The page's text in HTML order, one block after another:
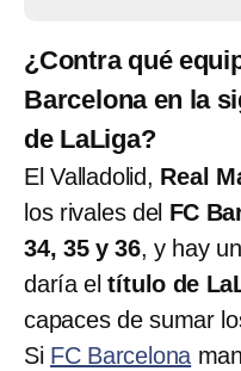
¿Contra qué
Barcelona en la
de LaLiga?
El Valladolid, Real
los rivales del FC
34, 35 y 36, y hay
daría eltítulo de
capaces de sumar
Si FC Barcelona